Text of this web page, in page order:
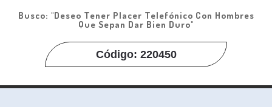
Busco: "Deseo Tener Placer Telefónico Con Hombres
Que Sepan Dar Bien Duro"
Código: 220450